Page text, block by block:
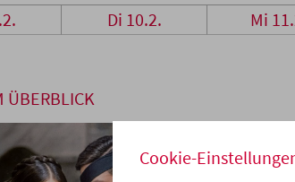
Di 10.2. Mi
ÜBERBLICK
Cookie-